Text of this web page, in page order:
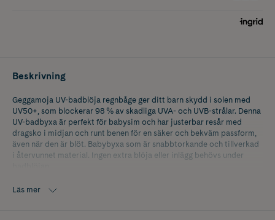
Beskrivning
Geggamoja UV-badblöja regnbåge ger ditt barn skydd i solen med
UV50+, som blockerar 98 % av skadliga UVA- och UVB-strålar. Denna
UV-badbyxa är perfekt för babysim och har justerbar resår med
dragsko i midjan och runt benen för en säker och bekväm passform,
även när den är blöt. Babybyxa som är snabbtorkande och tillverkad
i återvunnet material. Ingen extra blöja eller inlägg behövs under
Storlek 50/56 passar barn 0–2 mån.
Läs mer